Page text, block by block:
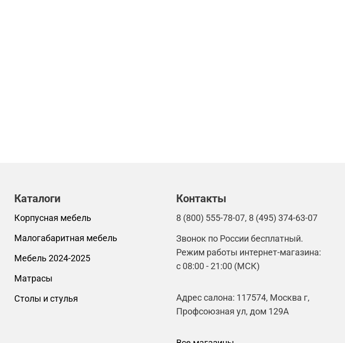
Каталоги
Корпусная мебель
Малогабаритная мебель
Мебель 2024-2025
Матрасы
Столы и стулья
Контакты
8 (800) 555-78-07, 8 (495) 374-63-07
Звонок по России бесплатный.
Режим работы интернет-магазина:
с 08:00 - 21:00 (МСК)
Адрес салона: 117574, Москва г,
Профсоюзная ул, дом 129А